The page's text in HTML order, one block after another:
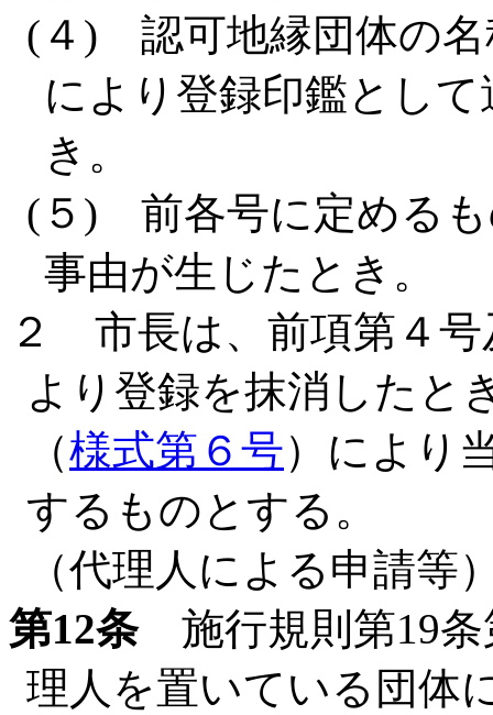
(４) 認可地縁団体の名
により登録印鑑とし
き。
(５) 前各号に定めるも
事由が生じたとき。
２ 市長は、前項第４号
より登録を抹消したと
（様式第６号）により
するものとする。
（代理人による申請等
第12条施行規則第19条
理人を置いている団体